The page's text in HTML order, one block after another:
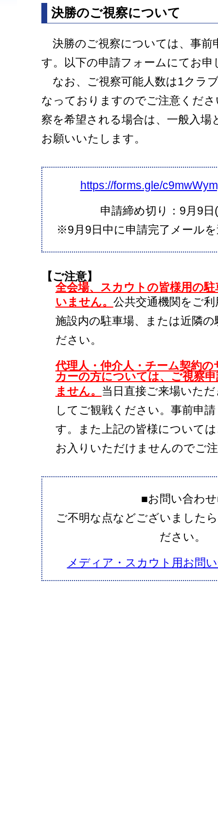
決勝のご視察について
決勝のご視察については、事前
す。以下の申請フォームにてお
なお、ご視察可能人数は1クラ
なっておりますのでご注意くだ
察を希望される場合は、一般入場
お願いいたします。
https://forms.gle/
申請締め切り：9月9日
※9月9日中に申請完了メール
【ご注意】
全会場、スカウトの皆様用の
いません。 公共交通機関をご
施設内の駐車場、または近隣
ださい。
代理人・仲介人・チーム契約
カーの方については、ご視察
ません。 当日直接ご来場いた
してご観戦ください。事前申
す。また上記の皆様について
お入りいただけませんのでご
■お問い合わ
ご不明な点などございました
ださい。
メディア・スカウト用お問